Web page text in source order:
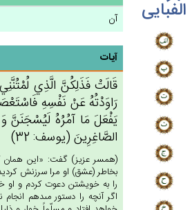
الفبایی آن
آیات
قَالَت‌ْ فَذَلِكُن‌َّ الَّذِي‌
رَاوَدْتُه‌ُ عَنْ‌ نَفْسِه‌ِ
يَفْعَل‌َ مَا آمُرُه‌ُ لَيُسْجَنَن‌َّ
الصَّاغِرِين‌َ (يوسف: 32)
(همسر عزيز) گفت: «اين
بخاطر (عشق) او مرا سرزنش
را به خويشتن دعوت كردم و او
اگر آنچه را دستور مى‏دهم انجام